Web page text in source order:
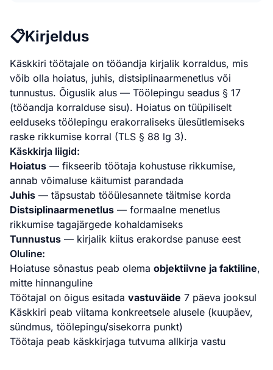
📋Kirjeldus
Käskkiri töötajale on tööandja kirjalik korraldus, mis
võib olla hoiatus, juhis, distsiplinaarmenetlus või
tunnustus. Õiguslik alus — Töölepingu seadus § 17
(tööandja korralduse sisu). Hoiatus on tüüpiliselt
eelduseks töölepingu erakorraliseks ülesütlemiseks
raske rikkumise korral (TLS § 88 lg 3).
Käskkirja liigid:
Hoiatus — fikseerib töötaja kohustuse rikkumise,
annab võimaluse käitumist parandada
Juhis — täpsustab tööülesannete täitmise korda
Distsiplinaarmenetlus — formaalne menetlus
rikkumise tagajärgede kohaldamiseks
Tunnustus — kirjalik kiitus erakordse panuse eest
Oluline:
Hoiatuse sõnastus peab olema objektiivne ja faktiline,
mitte hinnanguline
Töötajal on õigus esitada vastuväide 7 päeva jooksul
Käskkiri peab viitama konkreetsele alusele (kuupäev,
sündmus, töölepingu/sisekorra punkt)
Töötaja peab käskkirjaga tutvuma allkirja vastu